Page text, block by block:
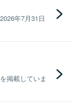
年7月31日
掲載していま